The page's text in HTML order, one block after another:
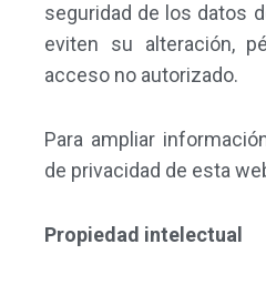
seguridad de los datos
eviten su alteración,
acceso no autorizado.
Para ampliar
de privacidad de esta
Propiedad intelectual